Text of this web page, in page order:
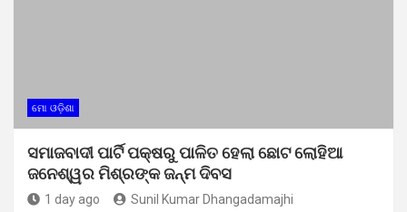
ମୋ ଓଡ଼ିଶା
ସମାଜବାଦୀ ପାର୍ଟି ପକ୍ଷରୁ ପାଳିତ ହେଲା ଛୋଟ ଲୋହିଆ
ଜନେଶ୍ୱର ମିଶ୍ରଙ୍କ ଜନ୍ମ ଦିବସ
1 day ago Sunil Kumar Dhangadamajhi